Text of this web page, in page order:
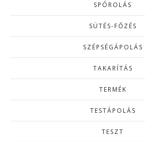
SPÓROLÁS
SÜTÉS-FŐZÉS
SZÉPSÉGÁPOLÁS
TAKARÍTÁS
TERMÉK
TESTÁPOLÁS
TESZT